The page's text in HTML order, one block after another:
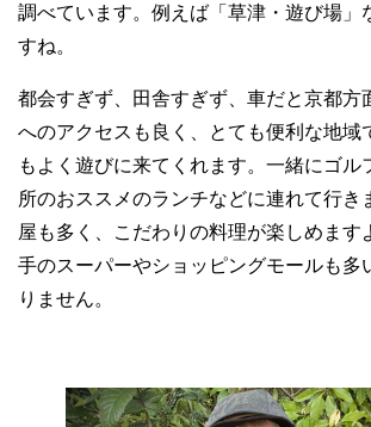
調べています。例えば「草津・遊び場」
すね。
都会すぎず、田舎すぎず、車だと京都方
へのアクセスも良く、とても便利な地域
もよく遊びに来てくれます。一緒にゴル
所のおススメのランチなどに連れて行き
屋も多く、こだわりの料理が楽しめます
手のスーパーやショッピングモールも多
りません。